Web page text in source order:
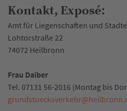
Kontakt, Exposé:
Amt für Liegenschaften und
Lohtorstraße 22
74072 Heilbronn
Frau Daiber
Tel. 07131 56-2016 (Montag bis
grundstuecksverkehr@